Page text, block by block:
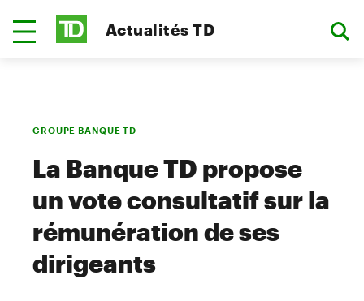
Actualités TD
GROUPE BANQUE TD
La Banque TD propose
un vote consultatif sur la
rémunération de ses
dirigeants